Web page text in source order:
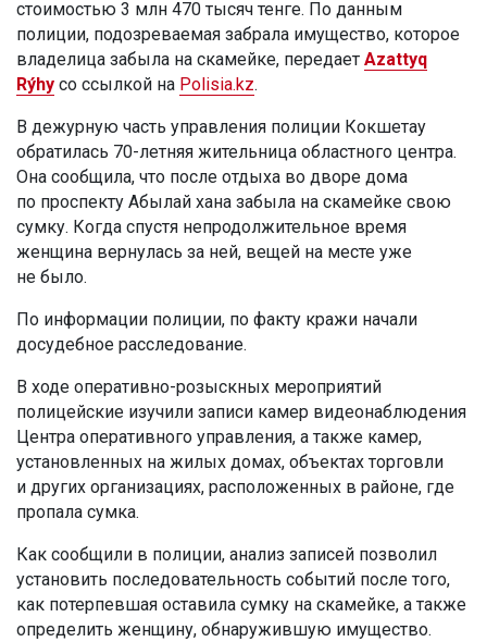
стоимостью 3 млн 470 тысяч тенге. По данным
полиции, подозреваемая забрала имущество, которое
владелица забыла на скамейке, передает Azattyq
Rýhy со ссылкой на Polisia.kz.
В дежурную часть управления полиции Кокшетау
обратилась 70-летняя жительница областного центра.
Она сообщила, что после отдыха во дворе дома
по проспекту Абылай хана забыла на скамейке свою
сумку. Когда спустя непродолжительное время
женщина вернулась за ней, вещей на месте уже
не было.
По информации полиции, по факту кражи начали
досудебное расследование.
В ходе оперативно-розыскных мероприятий
полицейские изучили записи камер видеонаблюдения
Центра оперативного управления, а также камер,
установленных на жилых домах, объектах торговли
и других организациях, расположенных в районе, где
пропала сумка.
Как сообщили в полиции, анализ записей позволил
установить последовательность событий после того,
как потерпевшая оставила сумку на скамейке, а также
определить женщину, обнаружившую имущество.